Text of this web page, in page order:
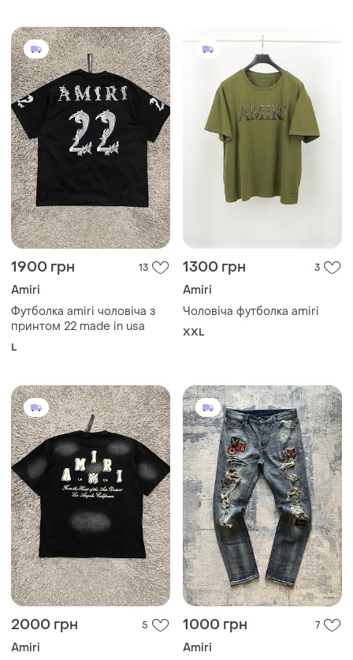
1900 грн 13
Amiri
Футболка amiri чоловіча з
принтом 22 made in usa
L
1300 грн 3
Amiri
Чоловіча футболка amiri
XXL
2000 грн 5
Amiri
1000 грн 7
Amiri